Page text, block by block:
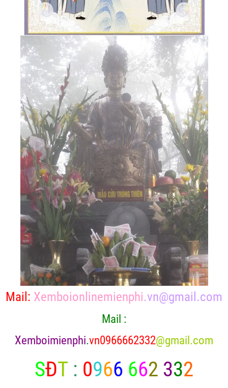
Mail: Xemboionlinemienphi.vn@gmail.com
Mail :
Xemboimienphi.vn0966662332@gmail.com
SĐT : 0966 662 332